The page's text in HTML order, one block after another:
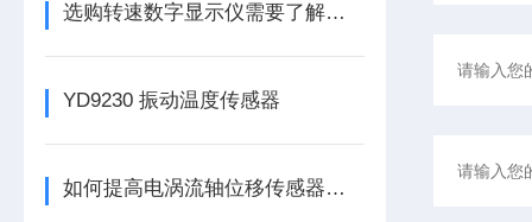
选购转速数字显示仪需要了解哪些常识？
YD9230 振动温度传感器
如何提高电涡流轴位移传感器的精度？